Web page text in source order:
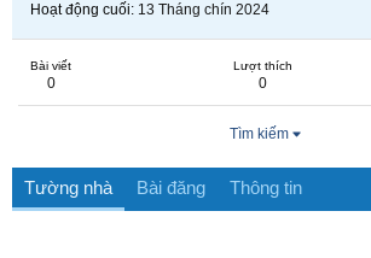
Hoạt động cuối 13 Tháng chín 2024
Bài viết
0
Lượt thích
0
Tìm kiếm
Tường nhà Bài đăng Thông tin